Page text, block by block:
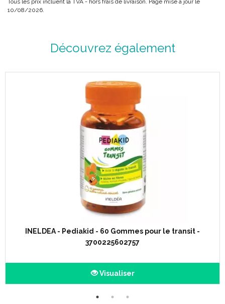
Tous les prix incluent la TVA - hors frais de livraison. Page mise à jour le
10/08/2026.
Découvrez également
INELDEA - Pediakid - 60 Gommes pour le transit -
3700225602757
Visualiser